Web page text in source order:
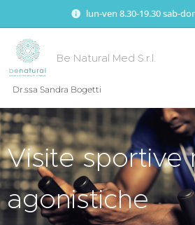
lun-ven 8.30-19.30 sab-
Be Natural Med S.r.l.
Dr.ssa Sandra Bogetti
Visite sportive
agonistiche